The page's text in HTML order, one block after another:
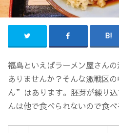
福島といえばラーメン屋さん
ありませんか？そんな激戦区
ん”はあります。胚芽が練り
んは他で食べられないので食べ